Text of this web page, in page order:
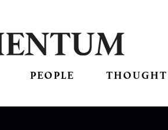
PEOPLE THOUGHT